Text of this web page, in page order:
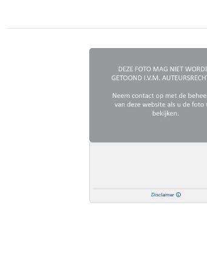
Disclaimer